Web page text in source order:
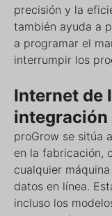
precisión y la
también ayuda a
a programar el
interrumpir los
Internet de
integración
proGrow se sitúa
en la fabricación,
cualquier
datos en línea.
incluso los